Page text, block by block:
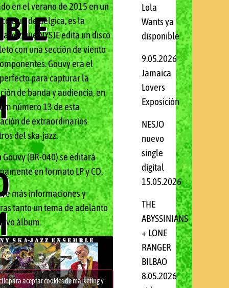
en el verano de 2015 en un
club de Belgica, es la
vez que NYSJE edita un disco
con una sección de viento
Gouvy era el
para capturar la
de banda y audiencia, en
número 13 de esta
de extraordinarios
del ska-jazz.
Gouvy (BR-040) se editará
en formato LP y CD.
más informaciones y
tanto un tema de adelanto
álbum.
para aceptar cookies de marketing y
Lola
Wants ya
disponible
9.05.2026
Jamaica
Lovers
Exposición
NESJO
nuevo
single
digital
15.05.2026
THE
ABYSSINIANS
+ LONE
RANGER
BILBAO
8.05.2026